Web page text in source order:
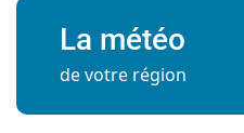
La météo
de votre région